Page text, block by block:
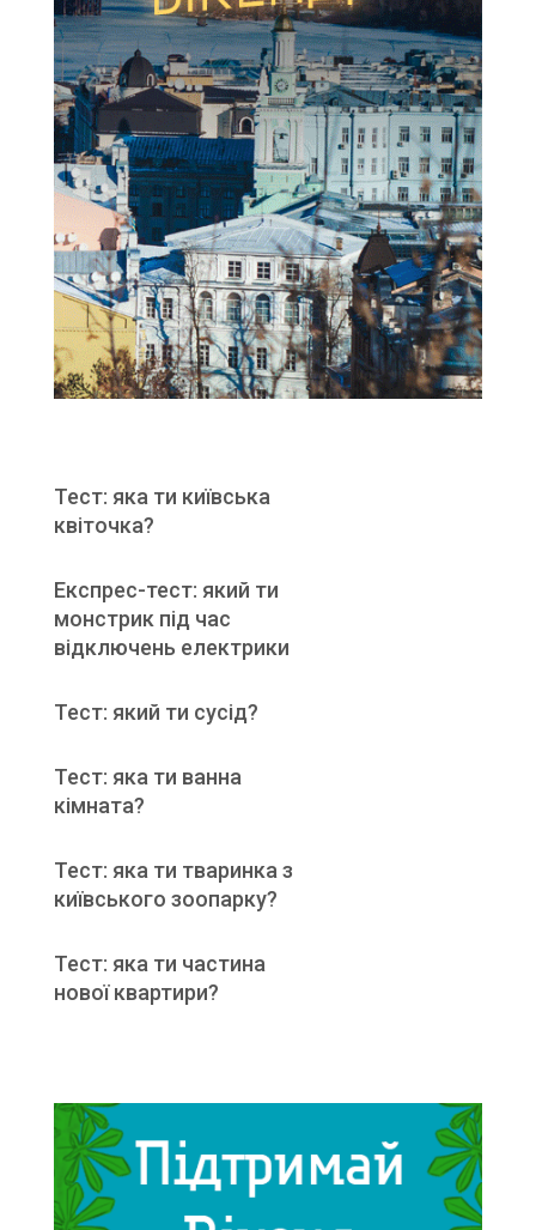
Тест: яка ти київська
квіточка?
Експрес-тест: який ти
монстрик під час
відключень електрики
Тест: який ти сусід?
Тест: яка ти ванна
кімната?
Тест: яка ти тваринка з
київського зоопарку?
Тест: яка ти частина
нової квартири?